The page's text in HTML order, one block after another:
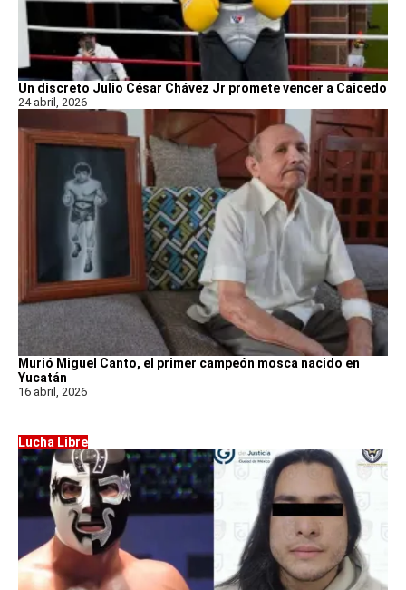
Un discreto Julio César Chávez Jr promete vencer a Caicedo
24 abril, 2026
Murió Miguel Canto, el primer campeón mosca nacido en
Yucatán
16 abril, 2026
Lucha Libre